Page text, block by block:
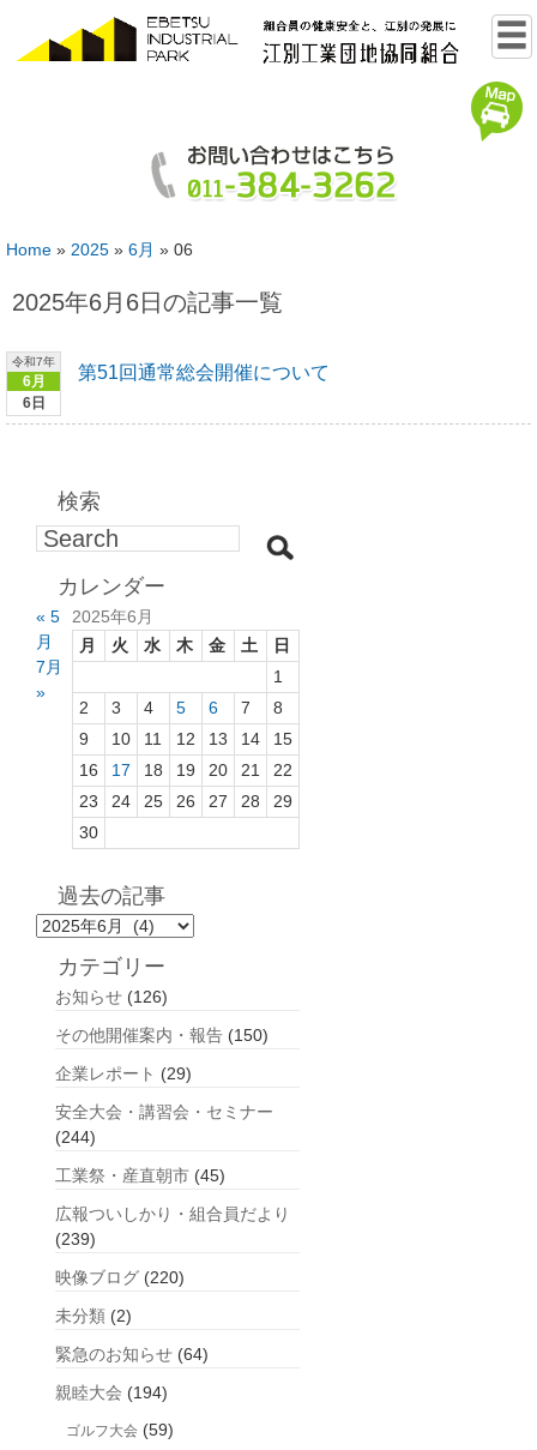
Home » 2025 » 6月 » 06
2025年6月6日の記事一覧
令和7年
6月
6日
第51回通常総会開催について
検索
カレンダー
2025年6月
月
火 水 木 金 土
日
1
2
3 4 5 6 7
8
9
10 11 12 13 14
15
16
17 18 19 20 21
22
23
24 25 26 27 28
29
30
« 5
月
7月
»
過去の記事
過
カテゴリー
お知らせ (126)
その他開催案内・報告 (150)
企業レポート (29)
安全大会・講習会・セミナー
(244)
工業祭・産直朝市 (45)
広報ついしかり・組合員だより
(239)
映像ブログ (220)
未分類 (2)
緊急のお知らせ (64)
親睦大会 (194)
ゴルフ大会 (59)